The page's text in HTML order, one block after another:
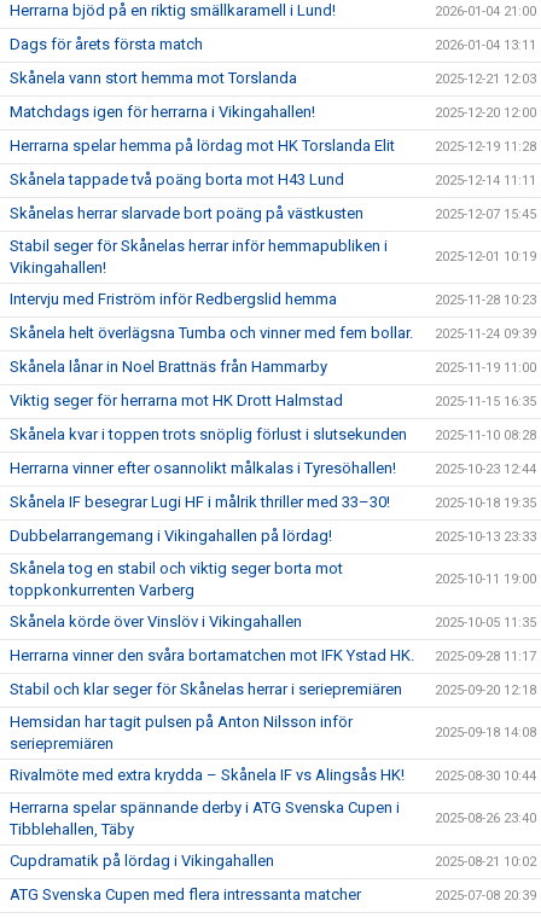
Herrarna bjöd på en riktig smällkaramell i Lund! 2026-01-04 21:00
Dags för årets första match 2026-01-04 13:11
Skånela vann stort hemma mot Torslanda 2025-12-21 12:03
Matchdags igen för herrarna i Vikingahallen! 2025-12-20 12:00
Herrarna spelar hemma på lördag mot HK Torslanda Elit 2025-12-19 11:28
Skånela tappade två poäng borta mot H43 Lund 2025-12-14 11:11
Skånelas herrar slarvade bort poäng på västkusten 2025-12-07 15:45
Stabil seger för Skånelas herrar inför hemmapubliken i
Vikingahallen!
2025-12-01 10:19
Intervju med Friström inför Redbergslid hemma 2025-11-28 10:23
Skånela helt överlägsna Tumba och vinner med fem bollar. 2025-11-24 09:39
Skånela lånar in Noel Brattnäs från Hammarby 2025-11-19 11:00
Viktig seger för herrarna mot HK Drott Halmstad 2025-11-15 16:35
Skånela kvar i toppen trots snöplig förlust i slutsekunden 2025-11-10 08:28
Herrarna vinner efter osannolikt målkalas i Tyresöhallen! 2025-10-23 12:44
Skånela IF besegrar Lugi HF i målrik thriller med 33–30! 2025-10-18 19:35
Dubbelarrangemang i Vikingahallen på lördag! 2025-10-13 23:33
Skånela tog en stabil och viktig seger borta mot
toppkonkurrenten Varberg
2025-10-11 19:00
Skånela körde över Vinslöv i Vikingahallen 2025-10-05 11:35
Herrarna vinner den svåra bortamatchen mot IFK Ystad HK. 2025-09-28 11:17
Stabil och klar seger för Skånelas herrar i seriepremiären 2025-09-20 12:18
Hemsidan har tagit pulsen på Anton Nilsson inför
seriepremiären
2025-09-18 14:08
Rivalmöte med extra krydda – Skånela IF vs Alingsås HK! 2025-08-30 10:44
Herrarna spelar spännande derby i ATG Svenska Cupen i
Tibblehallen, Täby
2025-08-26 23:40
Cupdramatik på lördag i Vikingahallen 2025-08-21 10:02
ATG Svenska Cupen med flera intressanta matcher 2025-07-08 20:39